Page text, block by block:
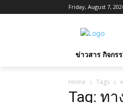
Friday, August 7,
ข่าวสาร กิจกร
Home Tags
Tag: ท